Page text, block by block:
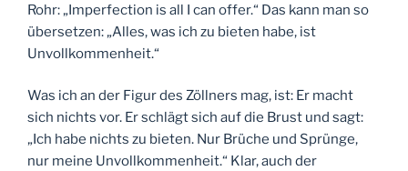
Rohr: „Imperfection is all I can offer.“ Das kann man so
übersetzen: „Alles, was ich zu bieten habe, ist
Unvollkommenheit.“
Was ich an der Figur des Zöllners mag, ist: Er macht
sich nichts vor. Er schlägt sich auf die Brust und sagt:
„Ich habe nichts zu bieten. Nur Brüche und Sprünge,
nur meine Unvollkommenheit.“ Klar, auch der